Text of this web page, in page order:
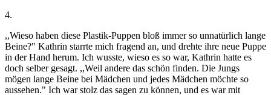
4.
,,Wieso haben diese Plastik-Puppen bloß immer so unnatürlich lange
Beine?" Kathrin starrte mich fragend an, und drehte ihre neue Puppe
in der Hand herum. Ich wusste, wieso es so war, Kathrin hatte es
doch selber gesagt. ,,Weil andere das schön finden. Die Jungs
mögen lange Beine bei Mädchen und jedes Mädchen möchte so
aussehen." Ich war stolz das sagen zu können, und es war mit